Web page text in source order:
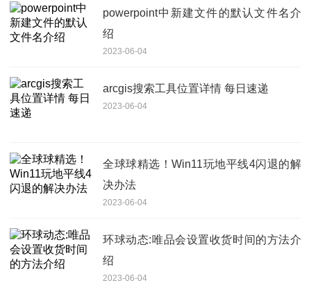
powerpoint中新建文件的默认文件名介
绍
2023-06-04
arcgis搜索工具位置详情 每日速递
2023-06-04
全球球精选！Win11玩地平线4闪退的解
决办法
2023-06-04
环球动态:唯品会设置收货时间的方法介
绍
2023-06-04